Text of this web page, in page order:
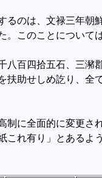
のは、文禄三年朝
このことについて
四拾五石、三瀦郡
助せしめ訖り、全
朱印
に全面的に変更さ
れ有り」とあるよ